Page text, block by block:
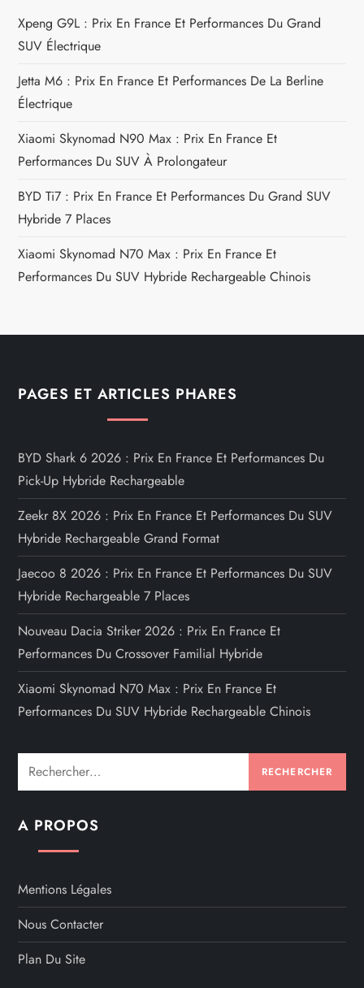
c
l
Xpeng G9L : Prix En France Et Performances Du Grand
SUV Électrique
Jetta M6 : Prix En France Et Performances De La Berline
Électrique
Xiaomi Skynomad N90 Max : Prix En France Et
Performances Du SUV À Prolongateur
BYD Ti7 : Prix En France Et Performances Du Grand SUV
Hybride 7 Places
Xiaomi Skynomad N70 Max : Prix En France Et
Performances Du SUV Hybride Rechargeable Chinois
PAGES ET ARTICLES PHARES
BYD Shark 6 2026 : Prix En France Et Performances Du
Pick-Up Hybride Rechargeable
Zeekr 8X 2026 : Prix En France Et Performances Du SUV
Hybride Rechargeable Grand Format
Jaecoo 8 2026 : Prix En France Et Performances Du SUV
Hybride Rechargeable 7 Places
Nouveau Dacia Striker 2026 : Prix En France Et
Performances Du Crossover Familial Hybride
Xiaomi Skynomad N70 Max : Prix En France Et
Performances Du SUV Hybride Rechargeable Chinois
Rechercher :
A PROPOS
Mentions Légales
Nous Contacter
Plan Du Site